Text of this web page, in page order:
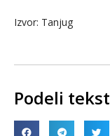
Izvor: Tanjug
Podeli tekst